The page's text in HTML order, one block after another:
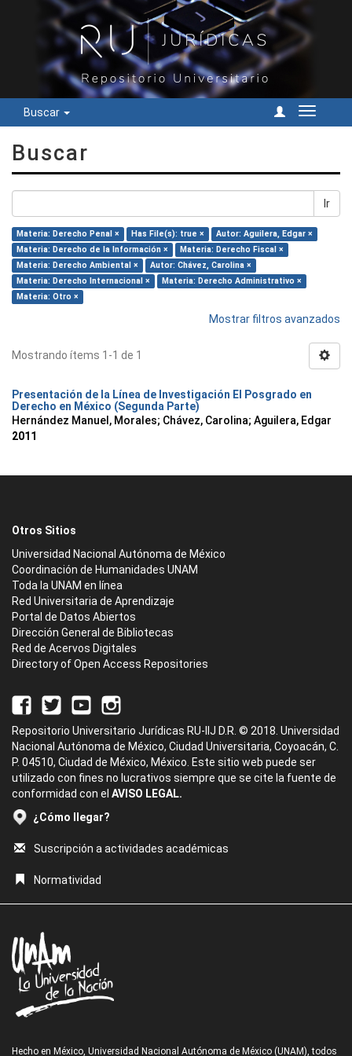
Buscar
Cambiar
Buscar
Ir
Materia: Derecho Penal × Has File(s): true ×
Autor: Aguilera, Edgar ×
Materia: Derecho de la Información ×
Materia: Derecho Fiscal ×
Materia: Derecho Ambiental ×
Autor: Chávez, Carolina ×
Materia: Derecho Internacional ×
Materia: Derecho Administrativo ×
Materia: Otro ×
Mostrar filtros avanzados
Mostrando ítems 1-1 de 1
Presentación de la Línea de Investigación El Posgrado en
Derecho en México (Segunda Parte)
Hernández Manuel, Morales; Chávez, Carolina; Aguilera, Edgar
2011
Otros Sitios
Universidad Nacional Autónoma de México
Coordinación de Humanidades UNAM
Toda la UNAM en línea
Red Universitaria de Aprendizaje
Portal de Datos Abiertos
Dirección General de Bibliotecas
Red de Acervos Digitales
Directory of Open Access Repositories
Repositorio Universitario Jurídicas RU-IIJ D.R. © 2018. Universidad
Nacional Autónoma de México, Ciudad Universitaria, Coyoacán, C.
P. 04510, Ciudad de México, México. Este sitio web puede ser
utilizado con fines no lucrativos siempre que se cite la fuente de
conformidad con el AVISO LEGAL.
¿Cómo llegar?
Suscripción a actividades académicas
Normatividad
Hecho en México, Universidad Nacional Autónoma de México (UNAM), todos